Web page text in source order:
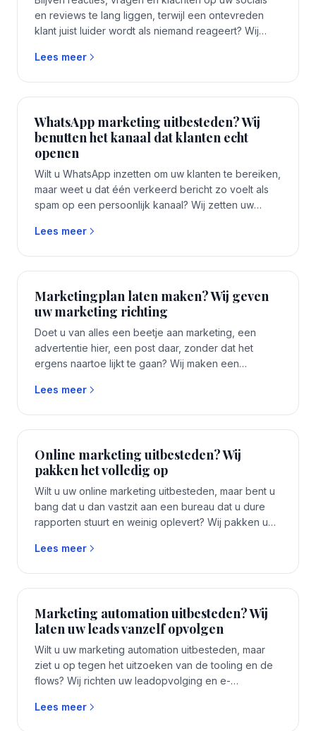
en reviews te lang liggen, terwijl een ontevreden
klant juist luider wordt als niemand reageert? Wij
u, in uw eigen toon, ook buiten kantooruren. Eén
Lees meer
WhatsApp marketing uitbesteden? Wij
benutten het kanaal dat klanten echt
openen
Wilt u WhatsApp inzetten om uw klanten te bereiken,
maar weet u dat één verkeerd bericht zo voelt als
spam op een persoonlijk kanaal? Wij zetten uw
zodat u het kanaal benut dat bijna iedereen opent.
Lees meer
Marketingplan laten maken? Wij geven
uw marketing richting
Doet u van alles een beetje aan marketing, een
advertentie hier, een post daar, zonder dat het
ergens naartoe lijkt te gaan? Wij maken een
afgestemd op uw doel en uw budget. Geen dik
ertussen.
Lees meer
Online marketing uitbesteden? Wij
pakken het volledig op
Wilt u uw online marketing uitbesteden, maar bent u
bang dat u dan vastzit aan een bureau dat u dure
rapporten stuurt en weinig oplevert? Wij pakken uw
transparant en zonder dat u ergens aan vastzit. Uw
Lees meer
Marketing automation uitbesteden? Wij
laten uw leads vanzelf opvolgen
Wilt u uw marketing automation uitbesteden, maar
ziet u op tegen het uitzoeken van de tooling en de
flows? Wij richten uw leadopvolging en e-
eigen specialist. Uw systeem en data blijven van u.
Lees meer